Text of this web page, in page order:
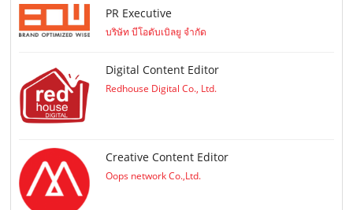
PR Executive
บริษัท บีโอดับเบิลยู จำกัด
Digital Content Editor
Redhouse Digital Co., Ltd.
Creative Content Editor
Oops network Co.,Ltd.